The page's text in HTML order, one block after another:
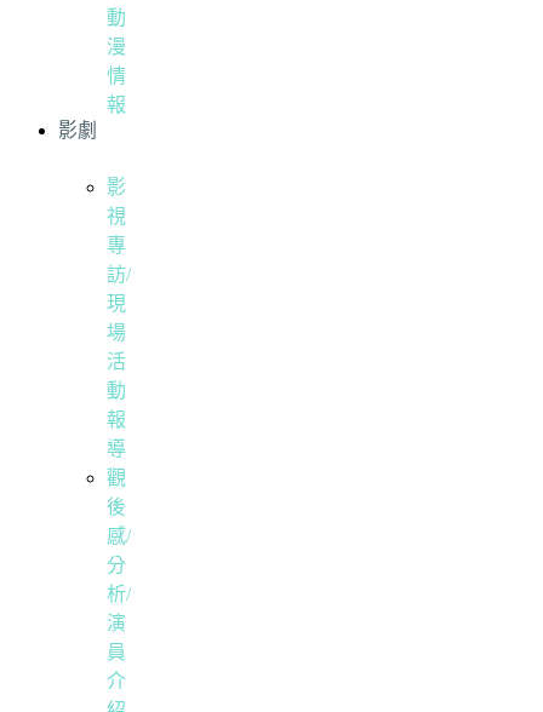
動
漫
情
報
影劇
影
視
專
訪/
現
場
活
動
報
導
觀
後
感/
分
析/
演
員
介